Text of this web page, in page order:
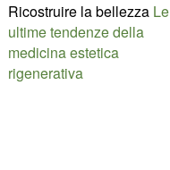
Ricostruire la bellezza Le
ultime tendenze della
medicina estetica
rigenerativa